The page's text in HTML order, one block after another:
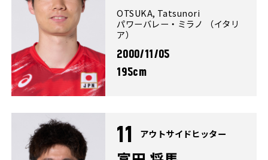
OTSUKA, Tatsunori
パワーバレー・ミラノ （イタリ
ア）
2000/11/05
195cm
11 アウトサイドヒッター